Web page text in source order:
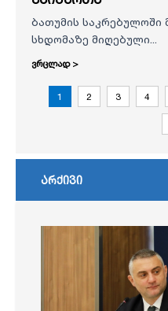
ბათუმის საკრებულოში
სხდომაზე მიღებული...
ვრცლად >
1 2 3 4
არქივი